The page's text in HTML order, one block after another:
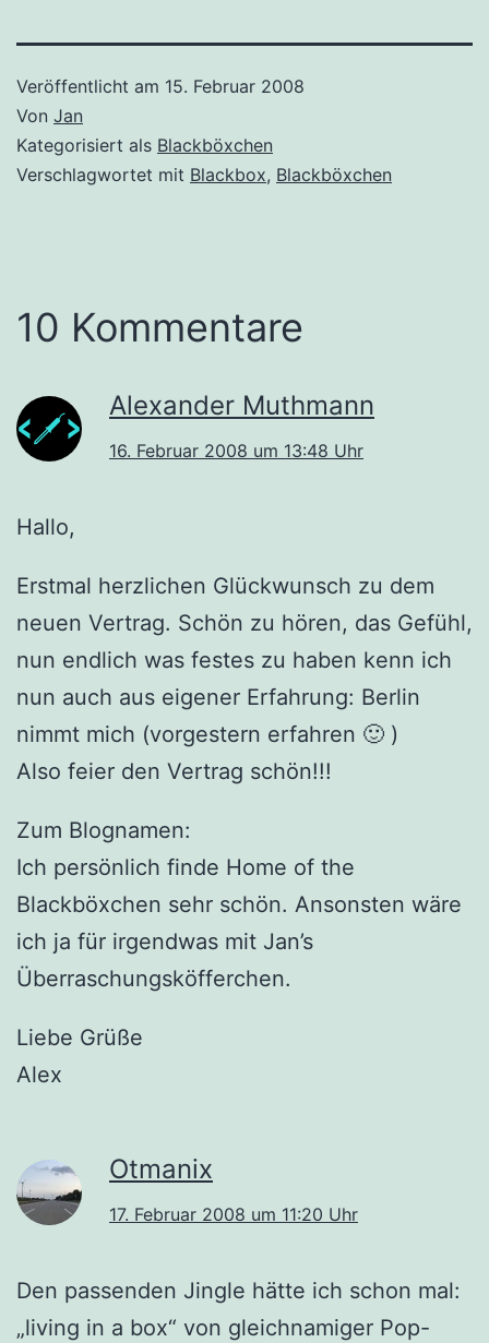
Veröffentlicht am 15. Februar 2008
Von Jan
Kategorisiert als Blackböxchen
Verschlagwortet mit Blackbox, Blackböxchen
10 Kommentare
Alexander Muthmann
16. Februar 2008 um 13:48 Uhr
Hallo,
Erstmal herzlichen Glückwunsch zu dem
neuen Vertrag. Schön zu hören, das Gefühl,
nun endlich was festes zu haben kenn ich
nun auch aus eigener Erfahrung: Berlin
nimmt mich (vorgestern erfahren 🙂 )
Also feier den Vertrag schön!!!
Zum Blognamen:
Ich persönlich finde Home of the
Blackböxchen sehr schön. Ansonsten wäre
ich ja für irgendwas mit Jan’s
Überraschungsköfferchen.
Liebe Grüße
Alex
Otmanix
17. Februar 2008 um 11:20 Uhr
Den passenden Jingle hätte ich schon mal:
„living in a box“ von gleichnamiger Pop-